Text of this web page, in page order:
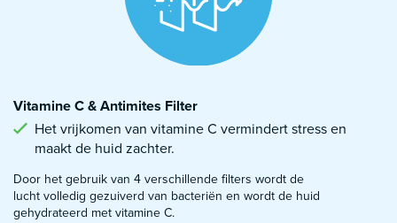
Vitamine C & Antimites Filter
Het vrijkomen van vitamine C vermindert stress en
maakt de huid zachter.
Door het gebruik van 4 verschillende filters wordt de
lucht volledig gezuiverd van bacteriën en wordt de huid
gehydrateerd met vitamine C.